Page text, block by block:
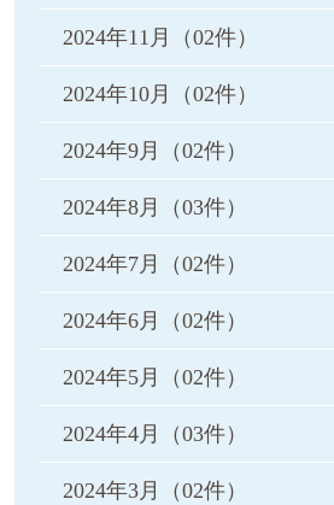
2024年11月 （02件）
2024年10月 （02件）
2024年9月 （02件）
2024年8月 （03件）
2024年7月 （02件）
2024年6月 （02件）
2024年5月 （02件）
2024年4月 （03件）
2024年3月 （02件）